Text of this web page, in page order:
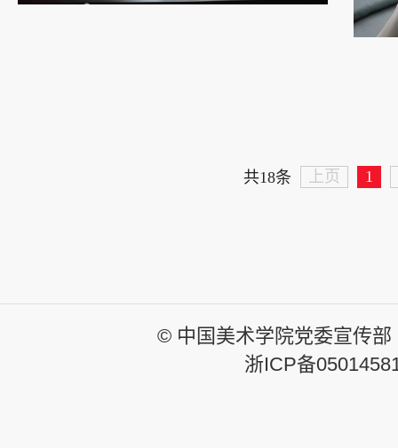
共18条 上页 1
© 中国美术学院党委宣传
浙ICP备